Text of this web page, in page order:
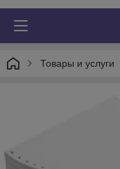
Товары и услуги